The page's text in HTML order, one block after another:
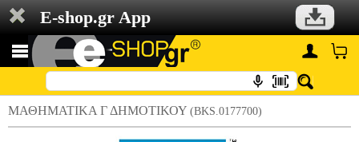
E-shop.gr App
ΜΑΘΗΜΑΤΙΚΑ Γ ΔΗΜΟΤΙΚΟΥ (BKS.0177700)